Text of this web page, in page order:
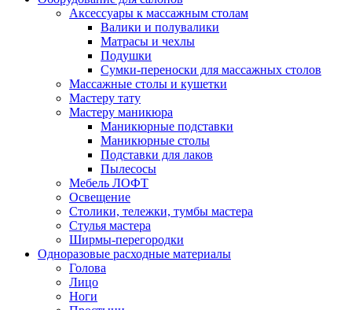
Аксессуары к массажным столам
Валики и полувалики
Матрасы и чехлы
Подушки
Сумки-переноски для массажных столов
Массажные столы и кушетки
Мастеру тату
Мастеру маникюра
Маникюрные подставки
Маникюрные столы
Подставки для лаков
Пылесосы
Мебель ЛОФТ
Освещение
Столики, тележки, тумбы мастера
Стулья мастера
Ширмы-перегородки
Одноразовые расходные материалы
Голова
Лицо
Ноги